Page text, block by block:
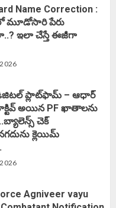
Name Correction :
మూడోసారి పేరు
ఇలా చేస్తే ఈజీగా
డిజిటల్ ప్లాట్‌ఫామ్‌ – ఆధార్
అయిన PF ఖాతాలను
చెక్
క్లెయిమ్
Agniveer vayu